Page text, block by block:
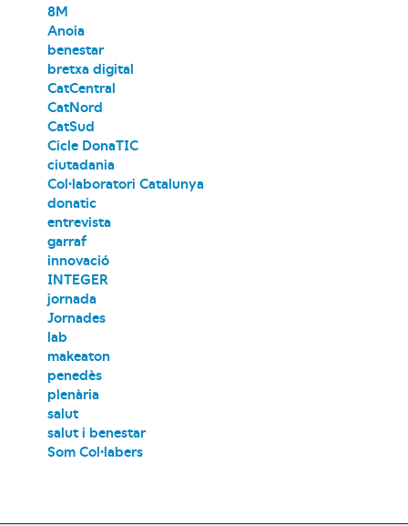
8M
Anoia
benestar
bretxa digital
CatCentral
CatNord
CatSud
Cicle DonaTIC
ciutadania
Col·laboratori Catalunya
donatic
entrevista
garraf
innovació
INTEGER
jornada
Jornades
lab
makeaton
penedès
plenària
salut
salut i benestar
Som Col·labers